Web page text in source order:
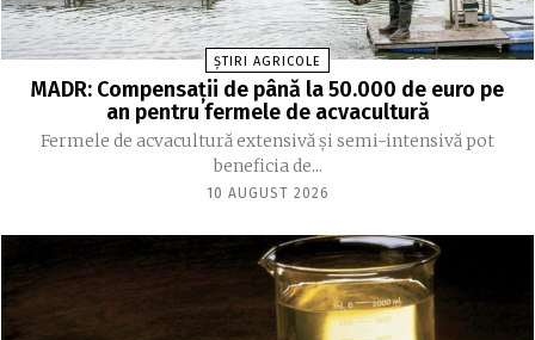
ȘTIRI AGRICOLE
MADR: Compensaţii de până la 50.000 de euro pe
an pentru fermele de acvacultură
Fermele de acvacultură extensivă şi semi-intensivă pot
beneficia de...
10 AUGUST 2026